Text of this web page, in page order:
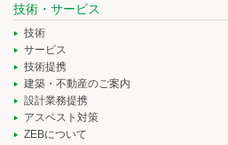
技術・サービス
技術
サービス
技術提携
建築・不動産のご案内
設計業務提携
アスベスト対策
ZEBについて